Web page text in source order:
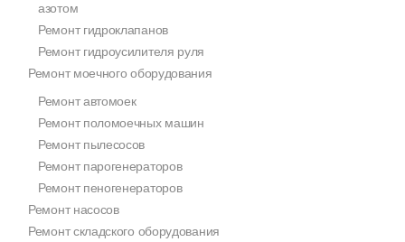
азотом
Ремонт гидроклапанов
Ремонт гидроусилителя руля
Ремонт моечного оборудования
Ремонт автомоек
Ремонт поломоечных машин
Ремонт пылесосов
Ремонт парогенераторов
Ремонт пеногенераторов
Ремонт насосов
Ремонт складского оборудования